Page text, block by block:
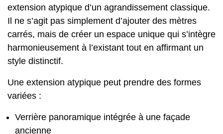
extension atypique d’un agrandissement classique.
Il ne s’agit pas simplement d’ajouter des mètres
carrés, mais de créer un espace unique qui s’intègre
harmonieusement à l’existant tout en affirmant un
style distinctif.
Une extension atypique peut prendre des formes
variées :
Verrière panoramique intégrée à une façade
ancienne